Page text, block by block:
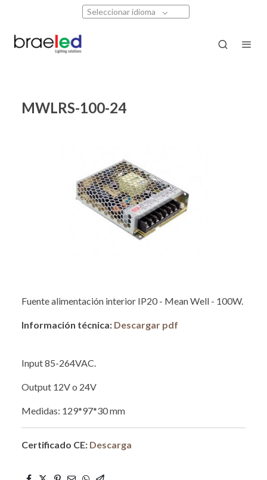
Seleccionar idioma
MWLRS-100-24
Fuente alimentación interior IP20 - Mean Well - 100W.
Información técnica: Descargar pdf
Input 85-264VAC.
Output 12V o 24V
Medidas: 129*97*30 mm
Certificado CE: Descarga